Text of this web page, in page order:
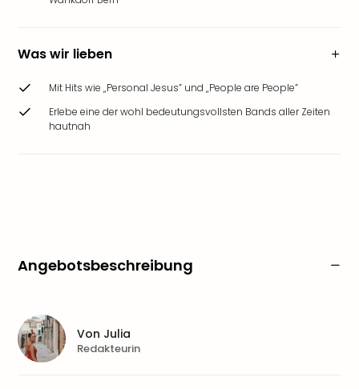
Was wir lieben
Mit Hits wie „Personal Jesus” und „People are People”
Erlebe eine der wohl bedeutungsvollsten Bands aller Zeiten
hautnah
Angebotsbeschreibung
Von Julia
Redakteurin